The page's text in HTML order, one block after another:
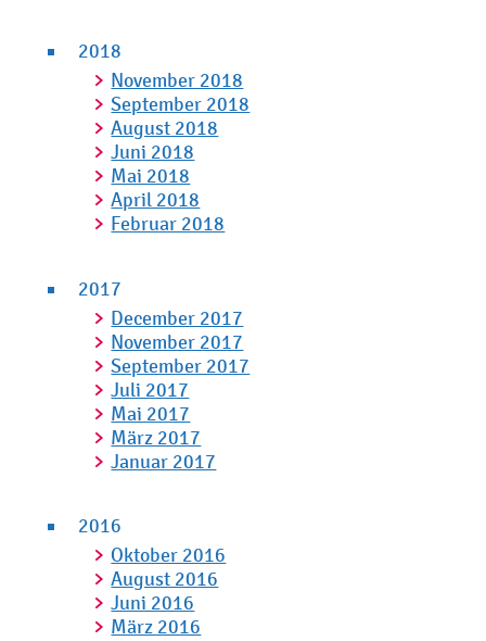
2018
November 2018
September 2018
August 2018
Juni 2018
Mai 2018
April 2018
Februar 2018
2017
December 2017
November 2017
September 2017
Juli 2017
Mai 2017
März 2017
Januar 2017
2016
Oktober 2016
August 2016
Juni 2016
März 2016